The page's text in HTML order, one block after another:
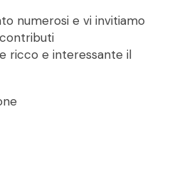
numerosi e vi invitiamo
ricco e interessante il